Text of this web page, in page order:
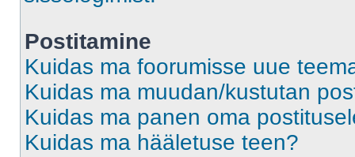
Postitamine
Kuidas ma foorumisse uue
Kuidas ma muudan/kustutan
Kuidas ma panen oma
Kuidas ma hääletuse teen?